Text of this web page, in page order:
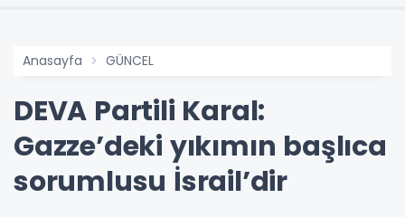
Anasayfa GÜNCEL
DEVA Partili Karal:
Gazze’deki yıkımın başlıca
sorumlusu İsrail’dir